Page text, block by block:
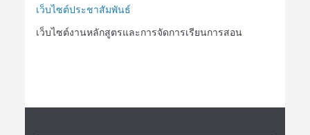
เว็บไซต์ประชาสัมพันธ์
เว็บไซต์งานหลักสูตรและการจัดการเรียนการสอน